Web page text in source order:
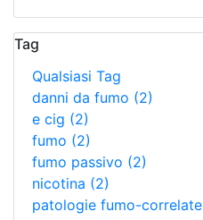
Tag
Qualsiasi Tag
danni da fumo (2)
e cig (2)
fumo (2)
fumo passivo (2)
nicotina (2)
patologie fumo-correlate